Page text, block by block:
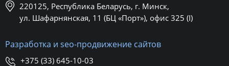
220125, Республика Беларусь, г. Минск,
ул. Шафарнянская, 11 (БЦ «Порт»), офис 325 (I)
Разработка и seo-продвижение сайтов
+375 (33) 645-10-03